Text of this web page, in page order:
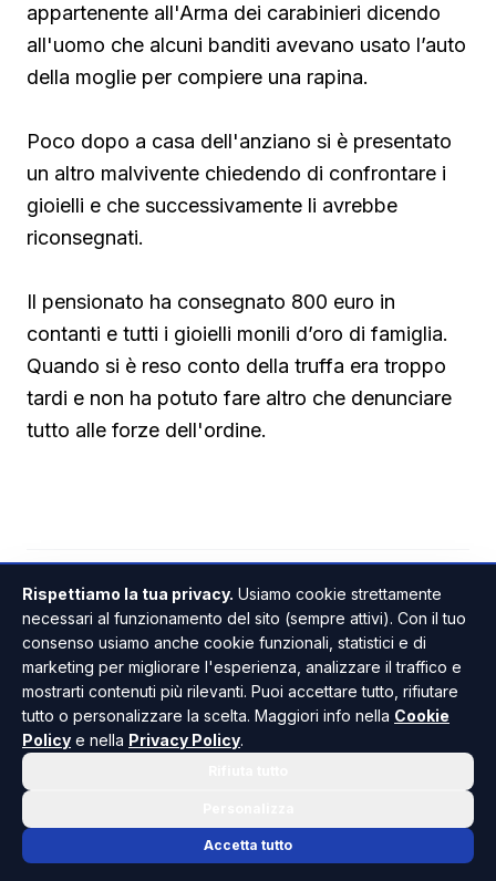
appartenente all'Arma dei carabinieri dicendo
all'uomo che alcuni banditi avevano usato l’auto
della moglie per compiere una rapina.
Poco dopo a casa dell'anziano si è presentato
un altro malvivente chiedendo di confrontare i
gioielli e che successivamente li avrebbe
riconsegnati.
Il pensionato ha consegnato 800 euro in
contanti e tutti i gioielli monili d’oro di famiglia.
Quando si è reso conto della truffa era troppo
tardi e non ha potuto fare altro che denunciare
tutto alle forze dell'ordine.
ANCHE IN PALMA DI MONTECHIARO
Giuseppe Pantano
Rispettiamo la tua privacy. Usiamo cookie strettamente
necessari al funzionamento del sito (sempre attivi). Con il tuo
consenso usiamo anche cookie funzionali, statistici e di
marketing per migliorare l'esperienza, analizzare il traffico e
mostrarti contenuti più rilevanti. Puoi accettare tutto, rifiutare
tutto o personalizzare la scelta. Maggiori info nella Cookie
Policy e nella Privacy Policy.
Accetta tutto